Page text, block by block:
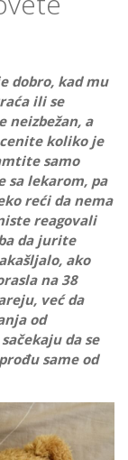
dobro, kad mu
ili se
neizbežan, a
koliko je
samo
sa lekarom, pa
reći da nema
reagovali
da jurite
ako
na 38
već da
od
da se
same od